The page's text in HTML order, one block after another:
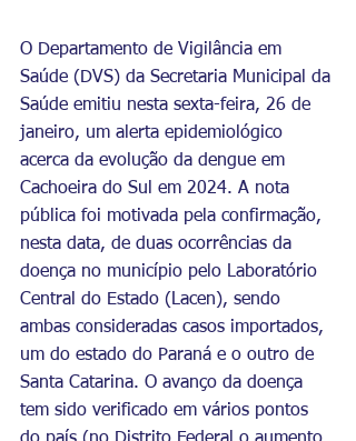
O Departamento de Vigilância em
Saúde (DVS) da Secretaria Municipal da
Saúde emitiu nesta sexta-feira, 26 de
janeiro, um alerta epidemiológico
acerca da evolução da dengue em
Cachoeira do Sul em 2024. A nota
pública foi motivada pela confirmação,
nesta data, de duas ocorrências da
doença no município pelo Laboratório
Central do Estado (Lacen), sendo
ambas consideradas casos importados,
um do estado do Paraná e o outro de
Santa Catarina. O avanço da doença
tem sido verificado em vários pontos